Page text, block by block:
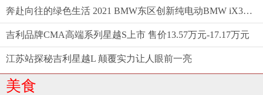
奔赴向往的绿色生活 2021 BMW东区创新纯电动BMW iX3仲夏格调之旅满电启程
吉利品牌CMA高端系列星越S上市 售价13.57万元-17.17万元
江苏站探秘吉利星越L 颠覆实力让人眼前一亮
美食